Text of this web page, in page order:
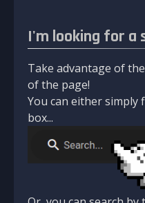
I'm looking for a
Take advantage of
of the page!
You can either simply
box...